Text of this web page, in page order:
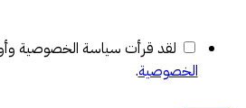
لقد قرأت سياسة الخصوصية
الخصوصية.